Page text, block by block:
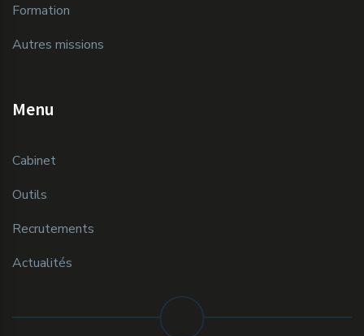
Formation
Autres missions
Menu
Cabinet
Outils
Recrutements
Actualités